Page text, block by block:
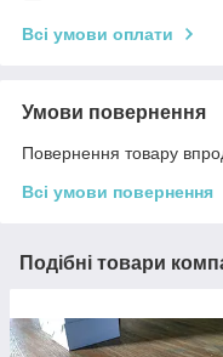
Всі умови оплати
Умови повернення
Повернення товару
Всі умови повернення
Подібні товари